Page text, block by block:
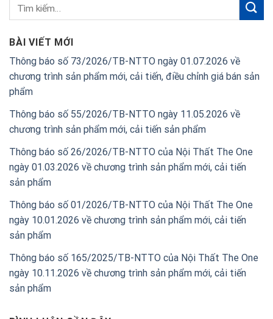
BÀI VIẾT MỚI
Thông báo số 73/2026/TB-NTTO ngày 01.07.2026 về
chương trình sản phẩm mới, cải tiến, điều chỉnh giá bán sản
phẩm
Thông báo số 55/2026/TB-NTTO ngày 11.05.2026 về
chương trình sản phẩm mới, cải tiến sản phẩm
Thông báo số 26/2026/TB-NTTO của Nội Thất The One
ngày 01.03.2026 về chương trình sản phẩm mới, cải tiến
sản phẩm
Thông báo số 01/2026/TB-NTTO của Nội Thất The One
ngày 10.01.2026 về chương trình sản phẩm mới, cải tiến
sản phẩm
Thông báo số 165/2025/TB-NTTO của Nội Thất The One
ngày 10.11.2026 về chương trình sản phẩm mới, cải tiến
sản phẩm